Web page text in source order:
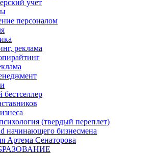
учет
персоналом
реклама
бестселлер
(твердый переплет)
начинающего бизнесмена
Артема Сенаторова